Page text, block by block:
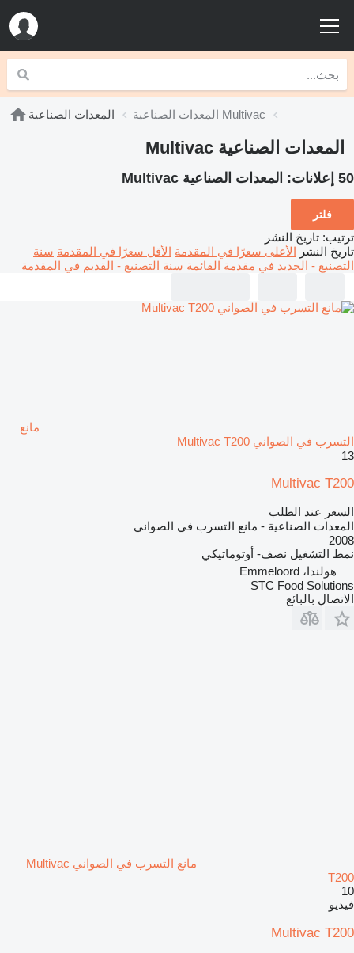
المعدات الصناعية المعدات الصناعية Multivac
المعدات الصناعية Multivac
50 إعلانات: المعدات الصناعية Multivac
فلتر
ترتيب: تاريخ النشر
تاريخ النشر الأعلى سعرًا في المقدمة الأقل سعرًا في المقدمة سنة
التصنيع - الجديد في مقدمة القائمة سنة التصنيع - القديم في المقدمة
مانع
التسرب في الصواني Multivac T200
13
Multivac T200
السعر عند الطلب
المعدات الصناعية - مانع التسرب في الصواني
2008
نمط التشغيل نصف- أوتوماتيكي
هولندا، Emmeloord
STC Food Solutions
الاتصال بالبائع
مانع التسرب في الصواني Multivac
T200
10
فيديو
Multivac T200